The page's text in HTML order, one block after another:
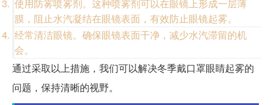
使用防雾喷雾剂。这种喷雾剂可以在眼镜上形成一层薄
膜，阻止水汽凝结在眼镜表面，有效防止眼镜起雾。
经常清洁眼镜。确保眼镜表面干净，减少水汽滞留的机
会。
通过采取以上措施，我们可以解决冬季戴口罩眼睛起雾的
问题，保持清晰的视野。